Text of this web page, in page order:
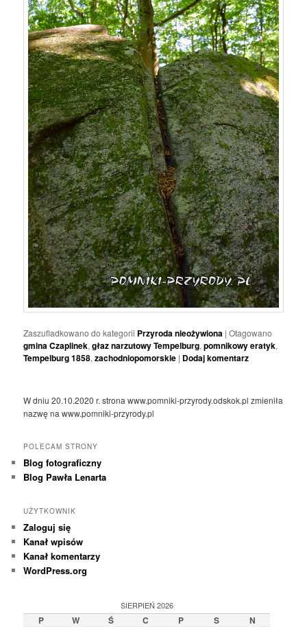
Zaszufladkowano do kategorii Przyroda nieożywiona |Otagowano
gmina Czaplinek,głaz narzutowy Tempelburg,pomnikowy eratyk,
Tempelburg 1858,zachodniopomorskie | Dodaj komentarz
W dniu 20.10.2020 r. strona www.pomniki-przyrody.odskok.pl zmieniła
nazwę na www.pomniki-przyrody.pl
POLECAM STRONY
Blog fotograficzny
Blog Pawła Lenarta
UŻYTKOWNIK
Zaloguj się
Kanał wpisów
Kanał komentarzy
WordPress.org
SIERPIEŃ 2026
P W Ś C P S N